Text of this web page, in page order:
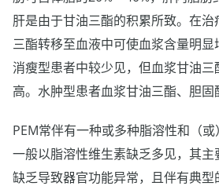
肝是由于甘油三酯的积累所致。在
三酯转移至血液中可使血浆含量明
消瘦型患者中较少见，但血浆甘油
高。水肿型患者血浆甘油三酯、胆固
PEM常伴有一种或多种脂溶性和（或
一般以脂溶性维生素缺乏多见，其
缺乏导致器官功能异常，且伴有典